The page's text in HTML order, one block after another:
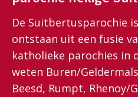
De Suitbertusparochie
ontstaan uit een fusie
katholieke parochies in
weten Buren/
Beesd, Rumpt, Rhenoy/